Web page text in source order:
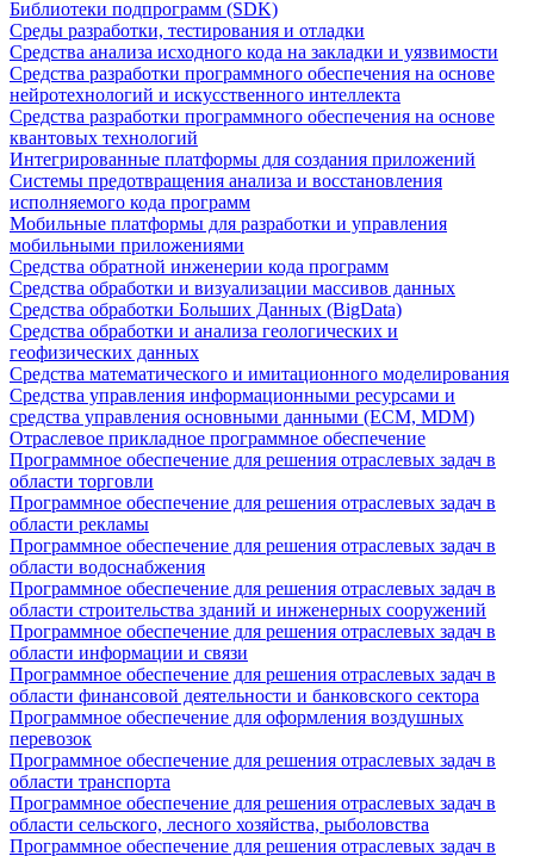
Библиотеки подпрограмм (SDK)
Среды разработки, тестирования и отладки
Средства анализа исходного кода на закладки и уязвимости
Средства разработки программного обеспечения на основе
нейротехнологий и искусственного интеллекта
Средства разработки программного обеспечения на основе
квантовых технологий
Интегрированные платформы для создания приложений
Системы предотвращения анализа и восстановления
исполняемого кода программ
Мобильные платформы для разработки и управления
мобильными приложениями
Средства обратной инженерии кода программ
Средства обработки и визуализации массивов данных
Средства обработки Больших Данных (BigData)
Средства обработки и анализа геологических и
геофизических данных
Средства математического и имитационного моделирования
Средства управления информационными ресурсами и
средства управления основными данными (ECM, MDM)
Отраслевое прикладное программное обеспечение
Программное обеспечение для решения отраслевых задач в
области торговли
Программное обеспечение для решения отраслевых задач в
области рекламы
Программное обеспечение для решения отраслевых задач в
области водоснабжения
Программное обеспечение для решения отраслевых задач в
области строительства зданий и инженерных сооружений
Программное обеспечение для решения отраслевых задач в
области информации и связи
Программное обеспечение для решения отраслевых задач в
области финансовой деятельности и банковского сектора
Программное обеспечение для оформления воздушных
перевозок
Программное обеспечение для решения отраслевых задач в
области транспорта
Программное обеспечение для решения отраслевых задач в
области сельского, лесного хозяйства, рыболовства
Программное обеспечение для решения отраслевых задач в